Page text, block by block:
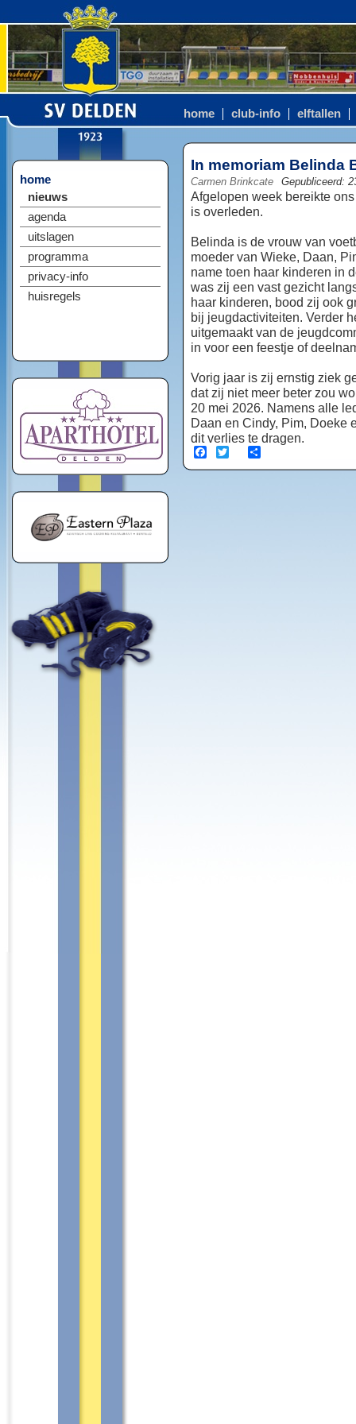
home club-info elftallen
home
nieuws
agenda
uitslagen
programma
privacy-info
huisregels
In memoriam Belinda
Carmen Brinkcate Gepubliceerd:
Afgelopen week bereikte
is overleden.
Belinda is de vrouw van
moeder van Wieke, Daan,
name toen haar kinderen in
was zij een vast gezicht
haar kinderen, bood zij ook
bij jeugdactiviteiten. Verder
uitgemaakt van de
in voor een feestje of
Vorig jaar is zij ernstig ziek
dat zij niet meer beter zou
20 mei 2026. Namens alle
Daan en Cindy, Pim, Doeke
dit verlies te dragen.